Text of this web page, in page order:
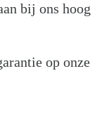
bij ons hoog
op onze